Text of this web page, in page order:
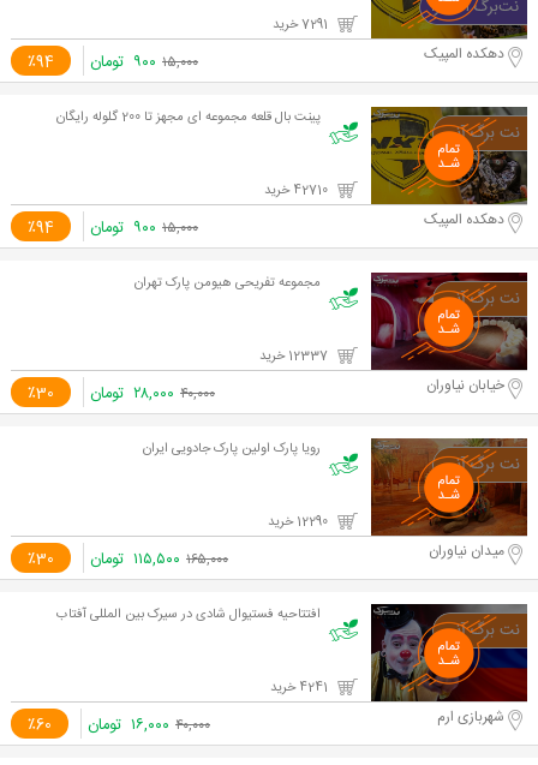
٪94 دهکده المپیک ۱۵,۰۰۰ ۹۰۰ تومان
پینت بال قلعه مجموعه ای مجهز تا 200 گلوله رایگان
٪94 دهکده المپیک ۱۵,۰۰۰ ۹۰۰ تومان
مجموعه تفریحی هیومن پارک تهران
٪30 خیابان نیاوران ۴۰,۰۰۰ ۲۸,۰۰۰ تومان
رویا پارک اولین پارک جادویی ایران
٪30 میدان نیاوران ۱۶۵,۰۰۰ ۱۱۵,۵۰۰ تومان
افتتاحیه فستیوال شادی در سیرک بین المللی آفتاب
٪60 شهربازی ارم ۴۰,۰۰۰ ۱۶,۰۰۰ تومان